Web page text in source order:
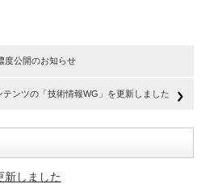
度公開のお知らせ
テンツの「技術情報WG」を更新しました
新しました